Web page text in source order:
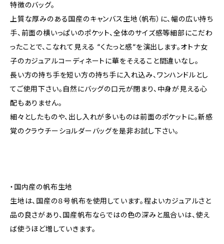
特徴のバッグ。
上質な厚みのある国産のキャンバス生地（帆布）に、幅の広い持ち
手、前面の横いっぱいのポケット、全体のサイズ感等細部にこだわ
ったことで、こなれて見える “くたっと感“を演出します。オトナ女
子のカジュアルコーディネートに華をそえること間違いなし。
長い方の持ち手を短い方の持ち手に入れ込み、ワンハンドルとし
てご使用下さい。自然にバッグの口元が閉まり、中身が見える心
配もありません。
細々としたものや、出し入れが多いものは前面のポケットに。新感
覚のクラウチーショルダーバッグを是非お試し下さい。
・国内産の帆布生地
生地は、国産の８号帆布を使用しています。程よいカジュアルさと
品の良さがあり、国産帆布ならではの色の深みと風合いは、使え
ば使うほど増していきます。